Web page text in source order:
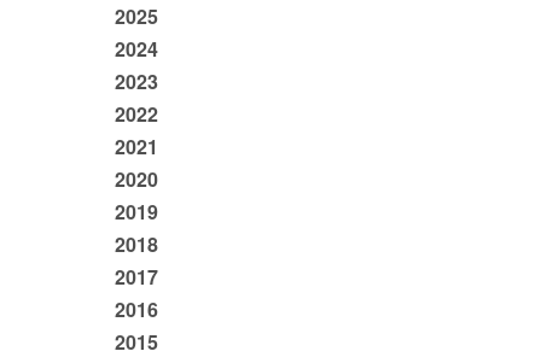
2025
2024
2023
2022
2021
2020
2019
2018
2017
2016
2015